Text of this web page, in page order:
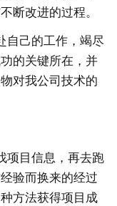
断改进的过程。
己的工作，竭尽
的关键所在，并
对我公司技术的
目信息，再去跑
验而换来的经过
方法获得项目成